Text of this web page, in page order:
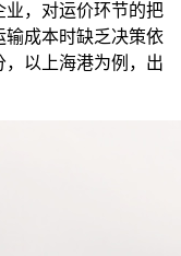
业，对运价环节的把
输成本时缺乏决策依
以上海港为例，出